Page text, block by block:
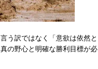
う訳ではなく「意欲は依然と
の野心と明確な勝利目標が必